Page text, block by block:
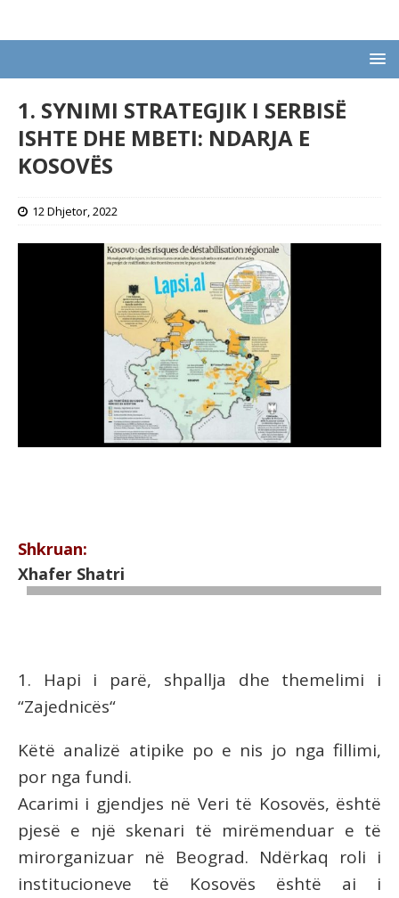
1. SYNIMI STRATEGJIK I SERBISË
ISHTE DHE MBETI: NDARJA E
KOSOVËS
12 Dhjetor, 2022
Shkruan:
Xhafer Shatri
1. Hapi i parë, shpallja dhe themelimi i
“Zajednicës“
Këtë analizë atipike po e nis jo nga fillimi,
por nga fundi.
Acarimi i gjendjes në Veri të Kosovës, është
pjesë e një skenari të mirëmenduar e të
mirorganizuar në Beograd. Ndërkaq roli i
institucioneve të Kosovës është ai i